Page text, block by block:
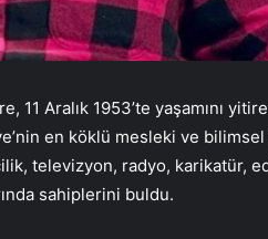
11 Aralık 1953’te yaşamını
en köklü mesleki ve
televizyon, radyo, karikatür,
sahiplerini buldu.